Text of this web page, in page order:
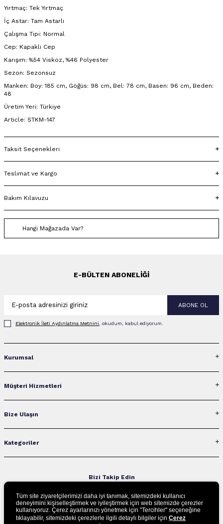
Yırtmaç: Tek Yırtmaç
İç Astar: Tam Astarlı
Çalışma Tipi: Normal
Cep: Kapaklı Cep
Karışım: %54 Viskoz, %46 Polyester
Sezon: Sezonsuz
Manken: Boy: 185 cm, Göğüs: 98 cm, Bel: 78 cm, Basen: 96 cm, Beden:
48
Üretim Yeri: Türkiye
Article: STKM-147
Taksit Seçenekleri
Teslimat ve Kargo
Bakım Kılavuzu
Hangi Mağazada Var?
E-BÜLTEN ABONELIĞI
ABONE OL
Elektronik İleti Aydınlatma Metni‌ni , okudum, kabul ediyorum.
Kurumsal
Müşteri Hizmetleri
Bize Ulaşın
Kategoriler
Bizi Takip Edin
UYGULAMAMIZI İNDİRİN
Tüm site ziyaretçilerimizi daha iyi tanımak, sitemizdeki kullanıcı
deneyimini kişiselleştirmek ve iyileştirmek için web sitemizde çerezler
kullanıyoruz. Çerez ayarlarınızı yönetmek için "Tercihler" seçeneğine
tıklayabilir, sitemizdeki çerezlerle ilgili detaylı bilgiler için Çerez